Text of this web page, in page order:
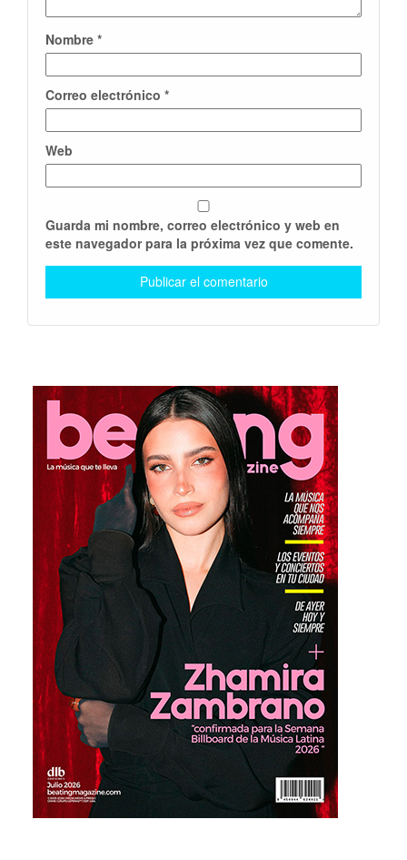
Nombre *
Correo electrónico *
Web
Guarda mi nombre, correo electrónico y web en
este navegador para la próxima vez que comente.